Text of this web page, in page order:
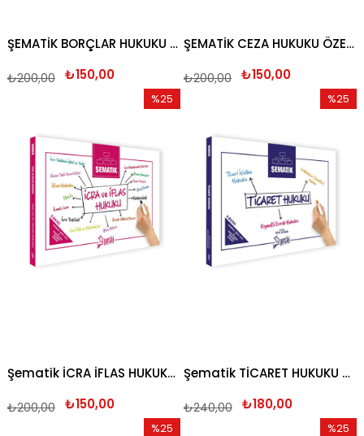
ŞEMATİK BORÇLAR HUKUKU ÖZEL HÜKÜMLER 2026
₺150,00
₺200,00
ŞEMATİK CEZA HUKUKU ÖZEL HÜKÜMLER 2026
₺150,00
₺200,00
Şematik İCRA İFLAS HUKUKU 2026
₺150,00
₺200,00
%25
Şematik TİCARET HUKUKU 2026
₺180,00
₺240,00
%25
%25
%25